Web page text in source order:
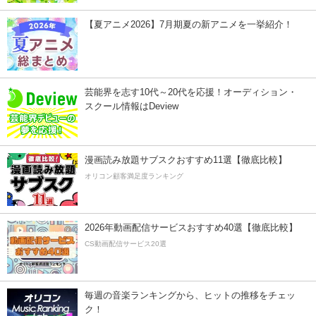
【夏アニメ2026】7月期夏の新アニメを一挙紹介！
芸能界を志す10代～20代を応援！オーディション・
スクール情報はDeview
漫画読み放題サブスクおすすめ11選【徹底比較】
オリコン顧客満足度ランキング
2026年動画配信サービスおすすめ40選【徹底比較】
CS動画配信サービス20選
毎週の音楽ランキングから、ヒットの推移をチェッ
ク！